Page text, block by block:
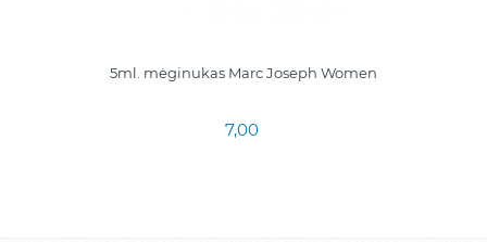
5ml. mėginukas Marc Joseph Women
7,00